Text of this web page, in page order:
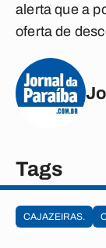
alerta que a
oferta de
Tags
CAJAZEIRAS.